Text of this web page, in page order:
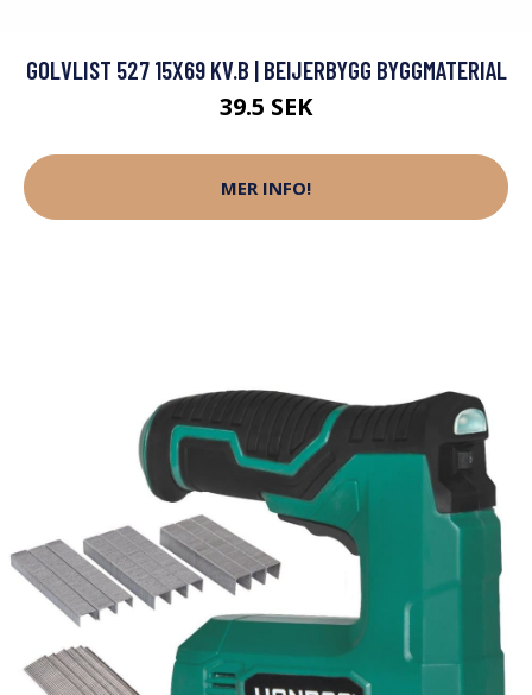
GOLVLIST 527 15X69 KV.B | BEIJERBYGG BYGGMATERIAL
39.5 SEK
MER INFO!